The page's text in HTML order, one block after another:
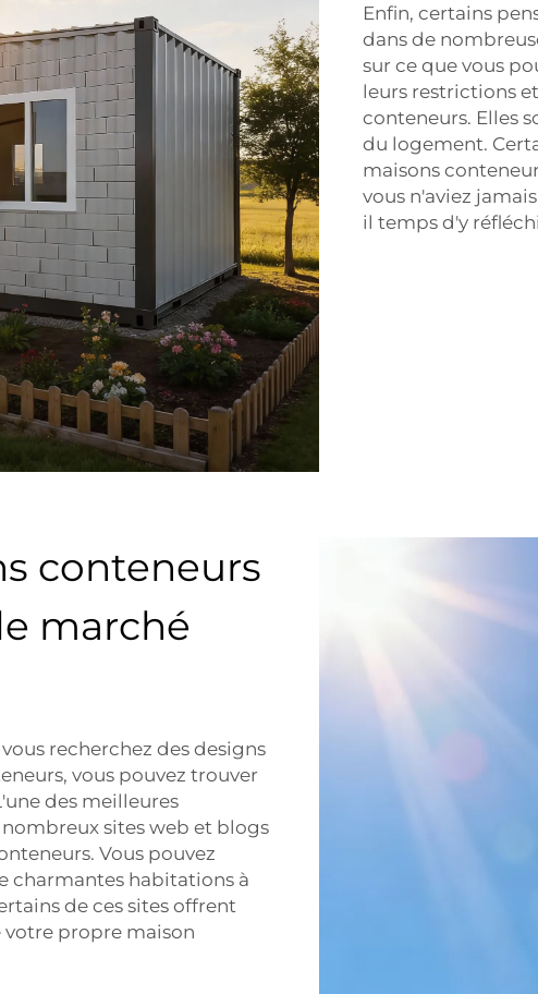
Enfin, certains
dans de
sur ce que vous
leurs restrictions
conteneurs. Elles
du logement.
maisons
vous n'aviez
il temps d'y
conteneurs
marché
recherchez des designs
vous pouvez trouver
des meilleures
sites web et blogs
Vous pouvez
charmantes habitations à
de ces sites offrent
votre propre maison